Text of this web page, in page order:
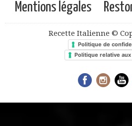
Mentions légales
Recette Italienne ©
Politique de
Politique relative aux